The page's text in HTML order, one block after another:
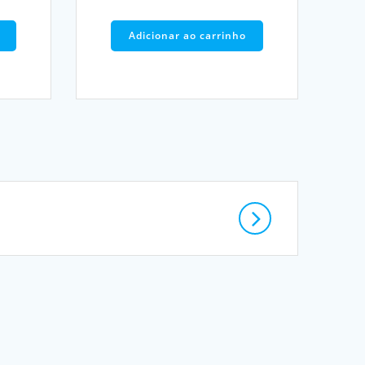
Adicionar ao carrinho